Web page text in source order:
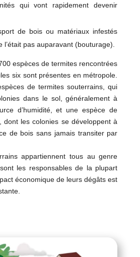
qui vont rapidement devenir
de bois ou matériaux infestés
l’était pas auparavant (bouturage).
espèces de termites rencontrées
six sont présentes en métropole.
de termites souterrains, qui
dans le sol, généralement à
d’humidité, et une espèce de
dont les colonies se développent à
de bois sans jamais transiter par
appartiennent tous au genre
les responsables de la plupart
économique de leurs dégâts est